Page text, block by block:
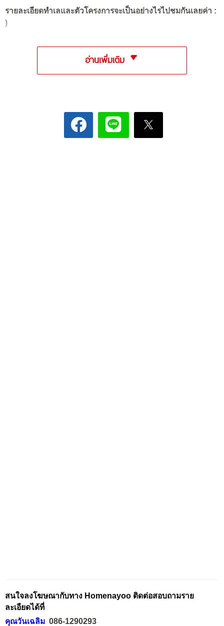
รายละเอียดทำเลและตัวโครงการจะเป็นอย่างไรไปชมกันเลยค่า :
)
อ่านเพิ่มเติม
สนใจลงโฆษณากับทาง Homenayoo ติดต่อสอบถามราย
ละเอียดได้ที่
คุณวันเฉลิม 086-1290293